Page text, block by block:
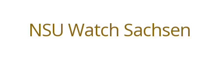
NSU Watch Sachsen